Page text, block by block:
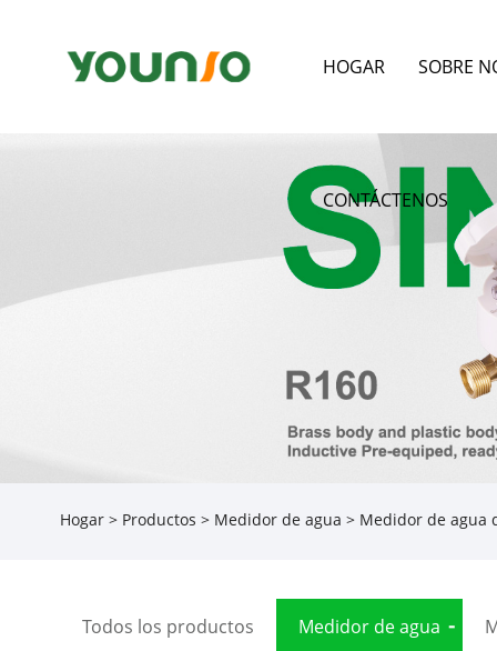
HOGAR SOBRE
CONTÁCTENOS
Hogar > Productos > Medidor de agua > Medidor de agua
Todos los productos Medidor de agua